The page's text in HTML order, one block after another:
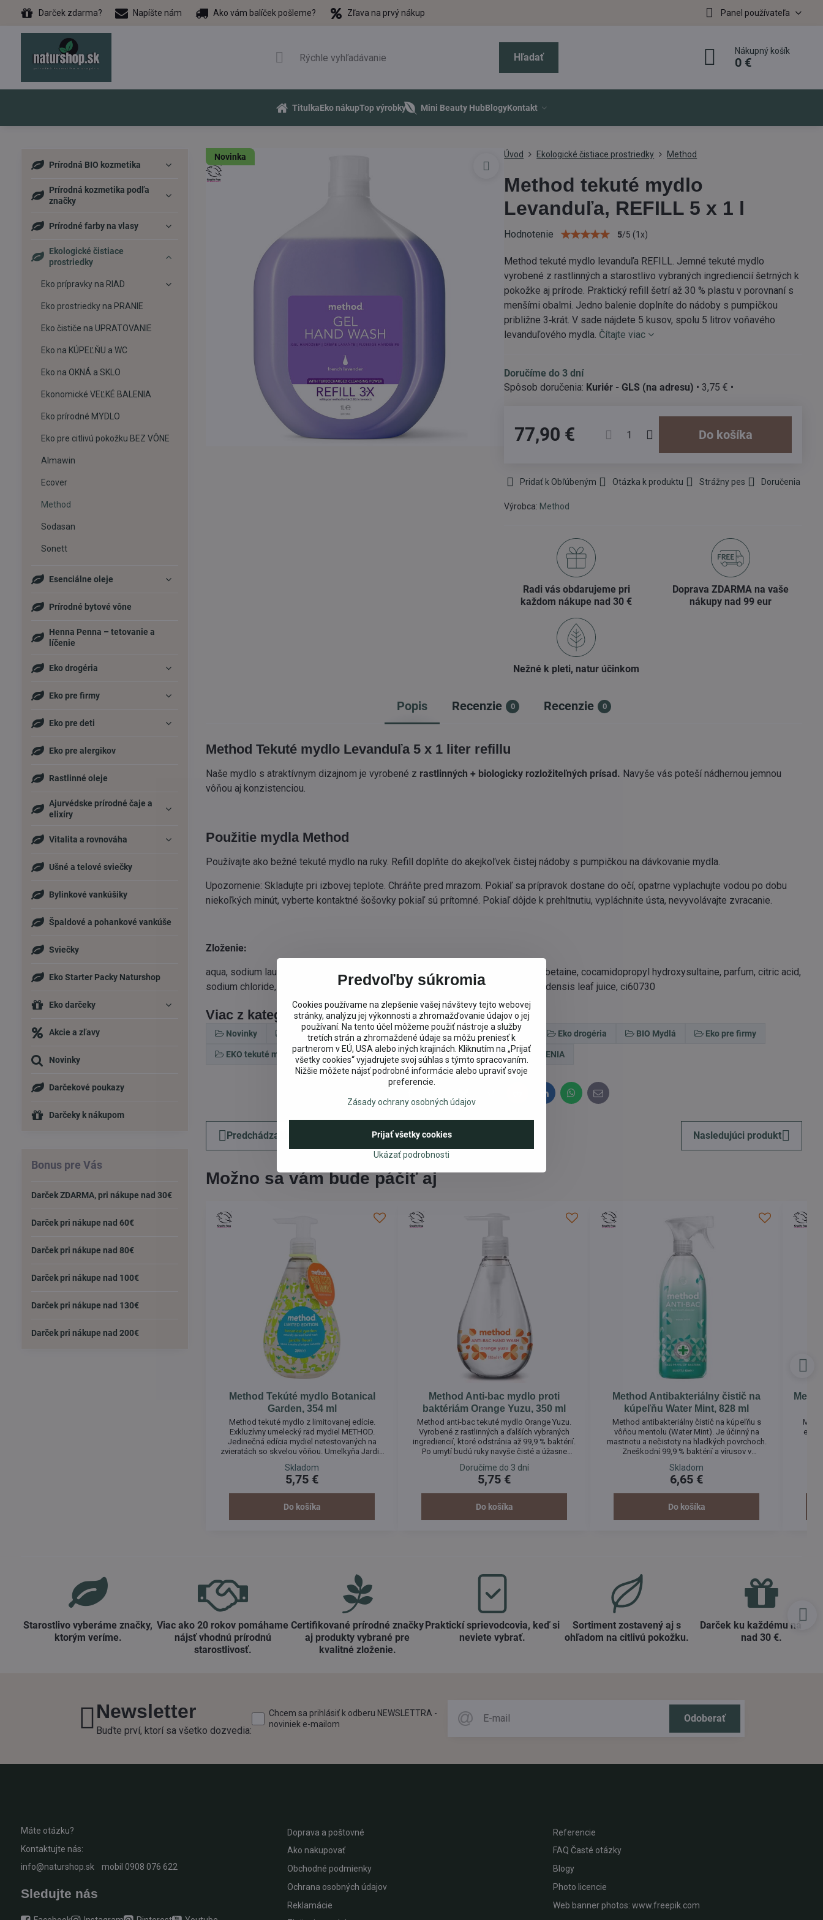
Darček zdarma? Napíšte nám Ako vám balíček pošleme? Zľava na prvý nákup Panel používateľa
Hľadať
Nákupný košík
0 €
TitulkaEko nákupTop výrobky Mini Beauty HubBlogyKontakt
Novinka Úvod Ekologické čistiace prostriedky Method
Method tekuté mydlo
Levanduľa, REFILL 5 x 1 l
Hodnotenie 5/5 (1x)
Method tekuté mydlo levanduľa REFILL. Jemné tekuté mydlo
vyrobené z rastlinných a starostlivo vybraných ingrediencií šetrných k
pokožke aj prírode. Praktický refill šetrí až 30 % plastu v porovnaní s
menšími obalmi. Jedno balenie doplníte do nádoby s pumpičkou
približne 3‑krát. V sade nájdete 5 kusov, spolu 5 litrov voňavého
levanduľového mydla. Čítajte viac
Doručíme do 3 dní
Kuriér - GLS (na adresu) •3,75 € •
77,90 € Do košíka
Pridať k Obľúbeným Otázka k produktu Strážny pes Doručenia
Výrobca: Method
Radi vás obdarujeme pri
každom nákupe nad 30 €
Doprava ZDARMA na vaše
nákupy nad 99 eur
Nežné k pleti, natur účinkom
Popis Recenzie 0 Recenzie 0
Method Tekuté mydlo Levanduľa 5 x 1 liter refillu
Naše mydlo s atraktívnym dizajnom je vyrobené z rastlinných + biologicky rozložiteľných prísad. Navyše vás poteší nádhernou jemnou
vôňou aj konzistenciou.
Použitie mydla Method
Používajte ako bežné tekuté mydlo na ruky. Refill doplňte do akejkoľvek čistej nádoby s pumpičkou na dávkovanie mydla.
Upozornenie: Skladujte pri izbovej teplote. Chráňte pred mrazom. Pokiaľ sa prípravok dostane do očí, opatrne vyplachujte vodou po dobu
niekoľkých minút, vyberte kontaktné šošovky pokiaľ sú prítomné. Pokiaľ dôjde k prehltnutiu, vypláchnite ústa, nevyvolávajte zvracanie.
Zloženie:
aqua, sodium lauryl sulfate, coco-glucoside, sodium benzoate, cocamidopropyl betaine, cocamidopropyl hydroxysultaine, parfum, citric acid,
sodium chloride, glycerin, linalool, sodium citrate, tocopheryl acetate, aloe barbadensis leaf juice, ci60730
Viac z kategórie
Novinky Prírodná BIO kozmetika Ekologické čistiace prostriedky Eko drogéria BIO Mydlá Eko pre firmy
EKO tekuté mydlá Eko mydlá Method Ekonomické VEĽKÉ BALENIA
FacebookTwitterBluesky LinkedInWhatsApp
E-
mail
Predchádzajúci produkt Nasledujúci produkt
Možno sa vám bude páčiť aj
Method Tekúté mydlo Botanical
Garden, 354 ml
Method tekuté mydlo z limitovanej edície.
Exkluzívny umelecký rad mydiel METHOD.
Jedinečná edícia mydiel netestovaných na
zvieratách so skvelou vôňou. Umelkyňa Jardin
vodného lotosu, bambusu a bujného machu vás
iste očarí!Nenechajte si ujsť túto naozaj
Skladom
5,75 €
Do košíka
Method Anti-bac mydlo proti
baktériám Orange Yuzu, 350 ml
Method anti-bac tekuté mydlo Orange Yuzu.
Vyrobené z rastlinných a ďalších vybraných
ingrediencií, ktoré odstránia až 99,9 % baktérií.
Po umytí budú ruky navyše čisté a úžasne
Doručíme do 3 dní
5,75 €
Do košíka
Method Antibakteriálny čistič na
kúpeľňu Water Mint, 828 ml
Method antibakteriálny čistič na kúpeľňu s
vôňou mentolu (Water Mint). Je účinný na
mastnotu a nečistoty na hladkých povrchoch.
Zneškodní 99,9 % baktérií a vírusov v
Skladom
6,65 €
Do košíka
Prírodná BIO kozmetika
Prírodná kozmetika podľa
značky
Prírodné farby na vlasy
Ekologické čistiace
prostriedky
Eko prípravky na RIAD
Eko prostriedky na PRANIE
Eko čističe na UPRATOVANIE
Eko na KÚPEĽŇU a WC
Eko na OKNÁ a SKLO
Ekonomické VEĽKÉ BALENIA
Eko prírodné MYDLO
Eko pre citlivú pokožku BEZ VÔNE
Almawin
Ecover
Method
Sodasan
Sonett
Esenciálne oleje
Prírodné bytové vône
Henna Penna – tetovanie a
líčenie
Eko drogéria
Eko pre firmy
Eko pre deti
Eko pre alergikov
Rastlinné oleje
Ajurvédske prírodné čaje a
elixíry
Vitalita a rovnováha
Ušné a telové sviečky
Bylinkové vankúšiky
Špaldové a pohankové vankúše
Sviečky
Eko Starter Packy Naturshop
Eko darčeky
Akcie a zľavy
Novinky
Darčekové poukazy
Darčeky k nákupom
Bonus pre Vás
Darček ZDARMA, pri nákupe nad 30€
Darček pri nákupe nad 60€
Darček pri nákupe nad 80€
Darček pri nákupe nad 100€
Darček pri nákupe nad 130€
Darček pri nákupe nad 200€
Starostlivo vyberáme značky,
ktorým veríme​.
Viac ako 20 rokov pomáhame
nájsť vhodnú prírodnú
starostlivosť​.
Certifikované prírodné značky
aj produkty vybrané pre
kvalitné zloženie​.
Praktickí sprievodcovia, keď si
neviete vybrať​.
Sortiment zostavený aj s
ohľadom na citlivú pokožku​.
Darček ku každému nákupu
nad 30 €​.
Newsletter
Buďte prví, ktorí sa všetko dozvedia:
Odoberať
Chcem sa prihlásiť k odberu NEWSLETTRA -
noviniek e-mailom
Máte otázku?
Kontaktujte nás:
info@naturshop.skmobil 0908 076 622
Sledujte nás
Doprava a poštovné
Ako nakupovať
Obchodné podmienky
Ochrana osobných údajov
Reklamácie
Referencie
FAQ Časté otázky
Blogy
Photo licencie
Web banner photos: www.freepik.com
Predvoľby súkromia
Cookies používame na zlepšenie vašej návštevy tejto webovej
stránky, analýzu jej výkonnosti a zhromažďovanie údajov o jej
používaní. Na tento účel môžeme použiť nástroje a služby
tretích strán a zhromaždené údaje sa môžu preniesť k
partnerom v EÚ, USA alebo iných krajinách. Kliknutím na „Prijať
všetky cookies“ vyjadrujete svoj súhlas s týmto spracovaním.
Nižšie môžete nájsť podrobné informácie alebo upraviť svoje
preferencie.
Zásady ochrany osobných údajov
Ukázať podrobnosti
Prijať všetky cookies